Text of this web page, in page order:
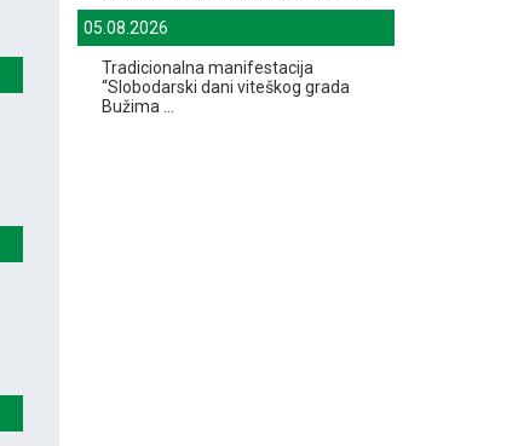
05.08.2026
Tradicionalna manifestacija
“Slobodarski dani viteškog grada
Bužima ...